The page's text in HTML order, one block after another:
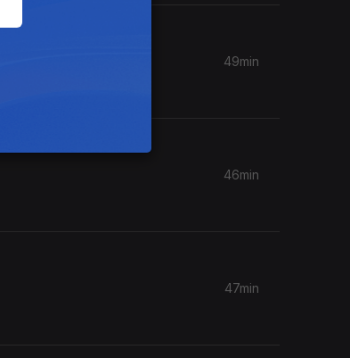
49min
46min
47min